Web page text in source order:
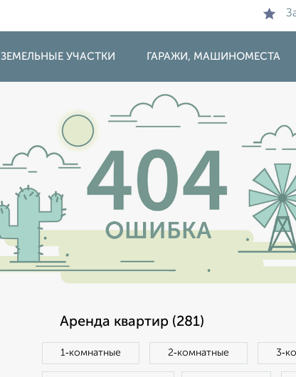
ЗЕМЕЛЬНЫЕ УЧАСТКИ ГАРАЖИ, МАШИНОМЕСТА
Аренда квартир (281)
1‑комнатные 2‑комнатные